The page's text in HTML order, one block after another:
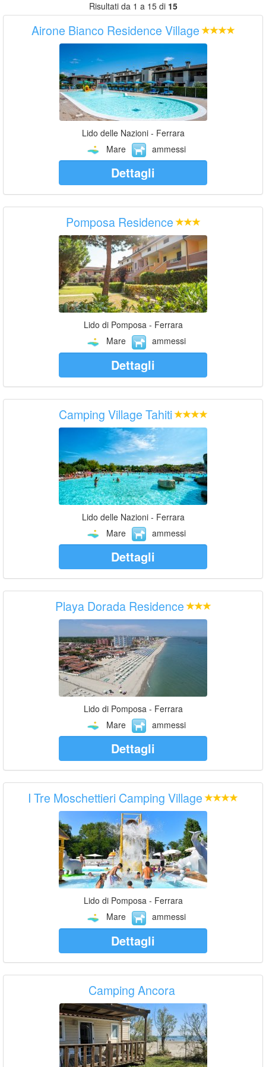
Risultati da 1 a 15 di 15
Airone Bianco Residence Village
Lido delle Nazioni - Ferrara
Mare
ammessi
Dettagli
Pomposa Residence
Lido di Pomposa - Ferrara
Mare
ammessi
Dettagli
Camping Village Tahiti
Lido delle Nazioni - Ferrara
Mare
ammessi
Dettagli
Playa Dorada Residence
Lido di Pomposa - Ferrara
Mare
ammessi
Dettagli
I Tre Moschettieri Camping Village
Lido di Pomposa - Ferrara
Mare
ammessi
Dettagli
Camping Ancora